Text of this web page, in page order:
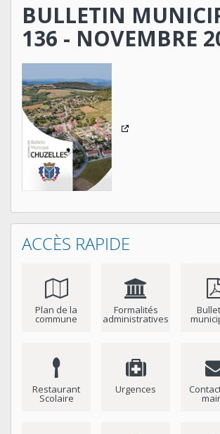
BULLETIN
136 - NOVEMBRE
ACCÈS RAPIDE
Plan de la
commune
Formalités
administratives
Restaurant
Scolaire
Urgences